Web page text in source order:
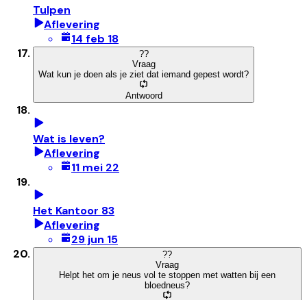
Tulpen
Aflevering
14 feb 18
??
Vraag
Wat kun je doen als je ziet dat iemand gepest wordt?
Antwoord
Wat is leven?
Aflevering
11 mei 22
Het Kantoor 83
Aflevering
29 jun 15
??
Vraag
Helpt het om je neus vol te stoppen met watten bij een
bloedneus?